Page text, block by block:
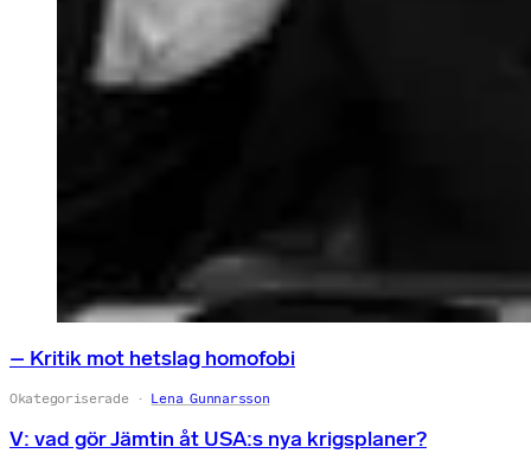
– Kritik mot hetslag homofobi
Okategoriserade Lena Gunnarsson
V: vad gör Jämtin åt USA:s nya krigsplaner?